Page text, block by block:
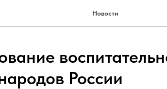
Новости
России